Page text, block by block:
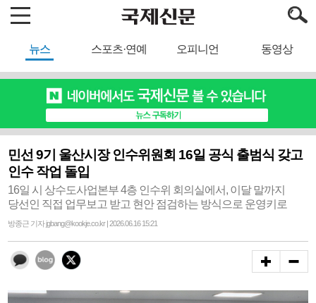
뉴스 스포츠·연예 오피니언 동영상
민선 9기 울산시장 인수위원회 16일 공식 출범식 갖고
인수 작업 돌입
16일 시 상수도사업본부 4층 인수위 회의실에서, 이달 말까지
당선인 직접 업무보고 받고 현안 점검하는 방식으로 운영키로
방종근 기자 jgbang@kookje.co.kr | 2026.06.16 15:21